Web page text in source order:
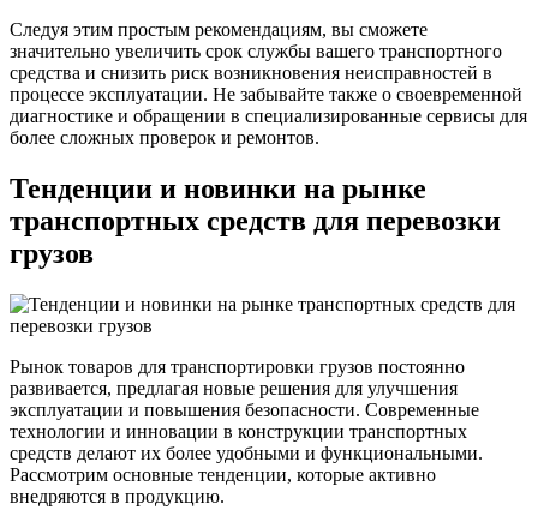
Следуя этим простым рекомендациям, вы сможете
значительно увеличить срок службы вашего транспортного
средства и снизить риск возникновения неисправностей в
процессе эксплуатации. Не забывайте также о своевременной
диагностике и обращении в специализированные сервисы для
более сложных проверок и ремонтов.
Тенденции и новинки на рынке
транспортных средств для перевозки
грузов
Рынок товаров для транспортировки грузов постоянно
развивается, предлагая новые решения для улучшения
эксплуатации и повышения безопасности. Современные
технологии и инновации в конструкции транспортных
средств делают их более удобными и функциональными.
Рассмотрим основные тенденции, которые активно
внедряются в продукцию.